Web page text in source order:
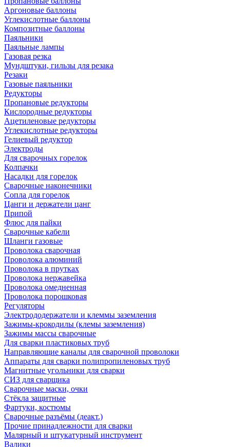
Аргоновые баллоны
Углекислотные баллоны
Композитные баллоны
Паяльники
Паяльные лампы
Газовая резка
Мундштуки, гильзы для резака
Резаки
Газовые паяльники
Редукторы
Пропановые редукторы
Кислородные редукторы
Ацетиленовые редукторы
Углекислотные редукторы
Гелиевый редуктор
Электроды
Для сварочных горелок
Колпачки
Насадки для горелок
Сварочные наконечники
Сопла для горелок
Цанги и держатели цанг
Припой
Флюс для пайки
Сварочные кабели
Шланги газовые
Проволока сварочная
Проволока алюминий
Проволока в прутках
Проволока нержавейка
Проволока омедненная
Проволока порошковая
Регуляторы
Электрододержатели и клеммы заземления
Зажимы-крокодилы (клемы заземления)
Зажимы массы сварочные
Для сварки пластиковых труб
Направляющие каналы для сварочной проволоки
Аппараты для сварки полипропиленовых труб
Магнитные угольники для сварки
СИЗ для сварщика
Сварочные маски, очки
Стёкла защитные
Фартуки, костюмы
Сварочные разъёмы (деакт.)
Прочие принадлежности для сварки
Малярный и штукатурный инструмент
Валики